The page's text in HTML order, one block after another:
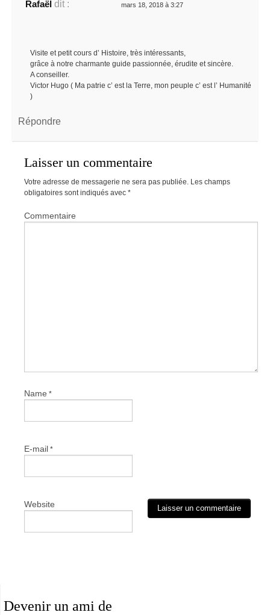
Rafaël dit : mars 18, 2018 à 3:27
Visite et petit cours d’ Histoire, très intéressants,
grâce à notre charmante guide passionnée, érudite et sincère.
A conseiller.
Victor Hugo ( Ma patrie c’ est la Terre, mon peuple c’ est l’ Humanité
)
Répondre
Laisser un commentaire
Votre adresse de messagerie ne sera pas publiée. Les champs
obligatoires sont indiqués avec *
Commentaire
Name *
E-mail *
Website
Devenir un ami de